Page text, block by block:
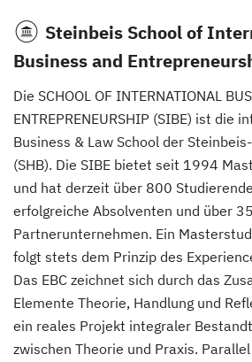
Steinbeis School of
Business and
Die SCHOOL OF INTERNATIONAL
ENTREPRENEURSHIP (SIBE) ist die
Business & Law School der
(SHB). Die SIBE bietet seit 1994
und hat derzeit über 800
erfolgreiche Absolventen und über
Partnerunternehmen. Ein
folgt stets dem Prinzip des
Das EBC zeichnet sich durch das
Elemente Theorie, Handlung und
ein reales Projekt integraler
zwischen Theorie und Praxis.